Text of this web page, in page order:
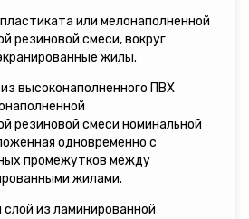
или мелонаполненной
резиновой смеси, вокруг
жилы.
высоконаполненного ПВХ
резиновой смеси номинальной
одновременно с
промежутков между
жилами.
из ламинированной